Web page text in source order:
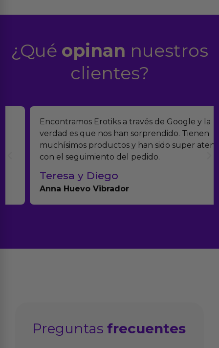
¿Qué opinan nuestros
clientes?
Encontramos Erotiks a través de Google y la
verdad es que nos han sorprendido. Tienen
muchísimos productos y han sido super atentos
con el seguimiento del pedido.
Teresa y Diego
Anna Huevo Vibrador
Preguntasfrecuentes